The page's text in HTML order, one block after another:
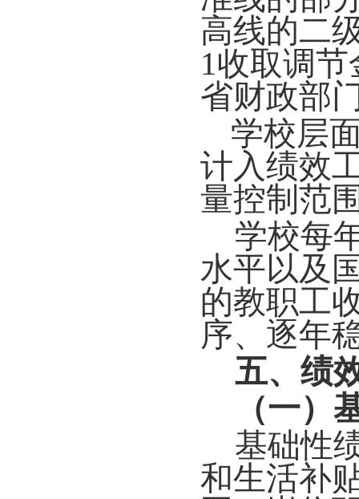
高线的二
1收取调节
省财政部
学校层
计入绩效
量控制范
学校每
水平以及
的教职工
序、逐年
五、绩
（一）
基础性
和生活补